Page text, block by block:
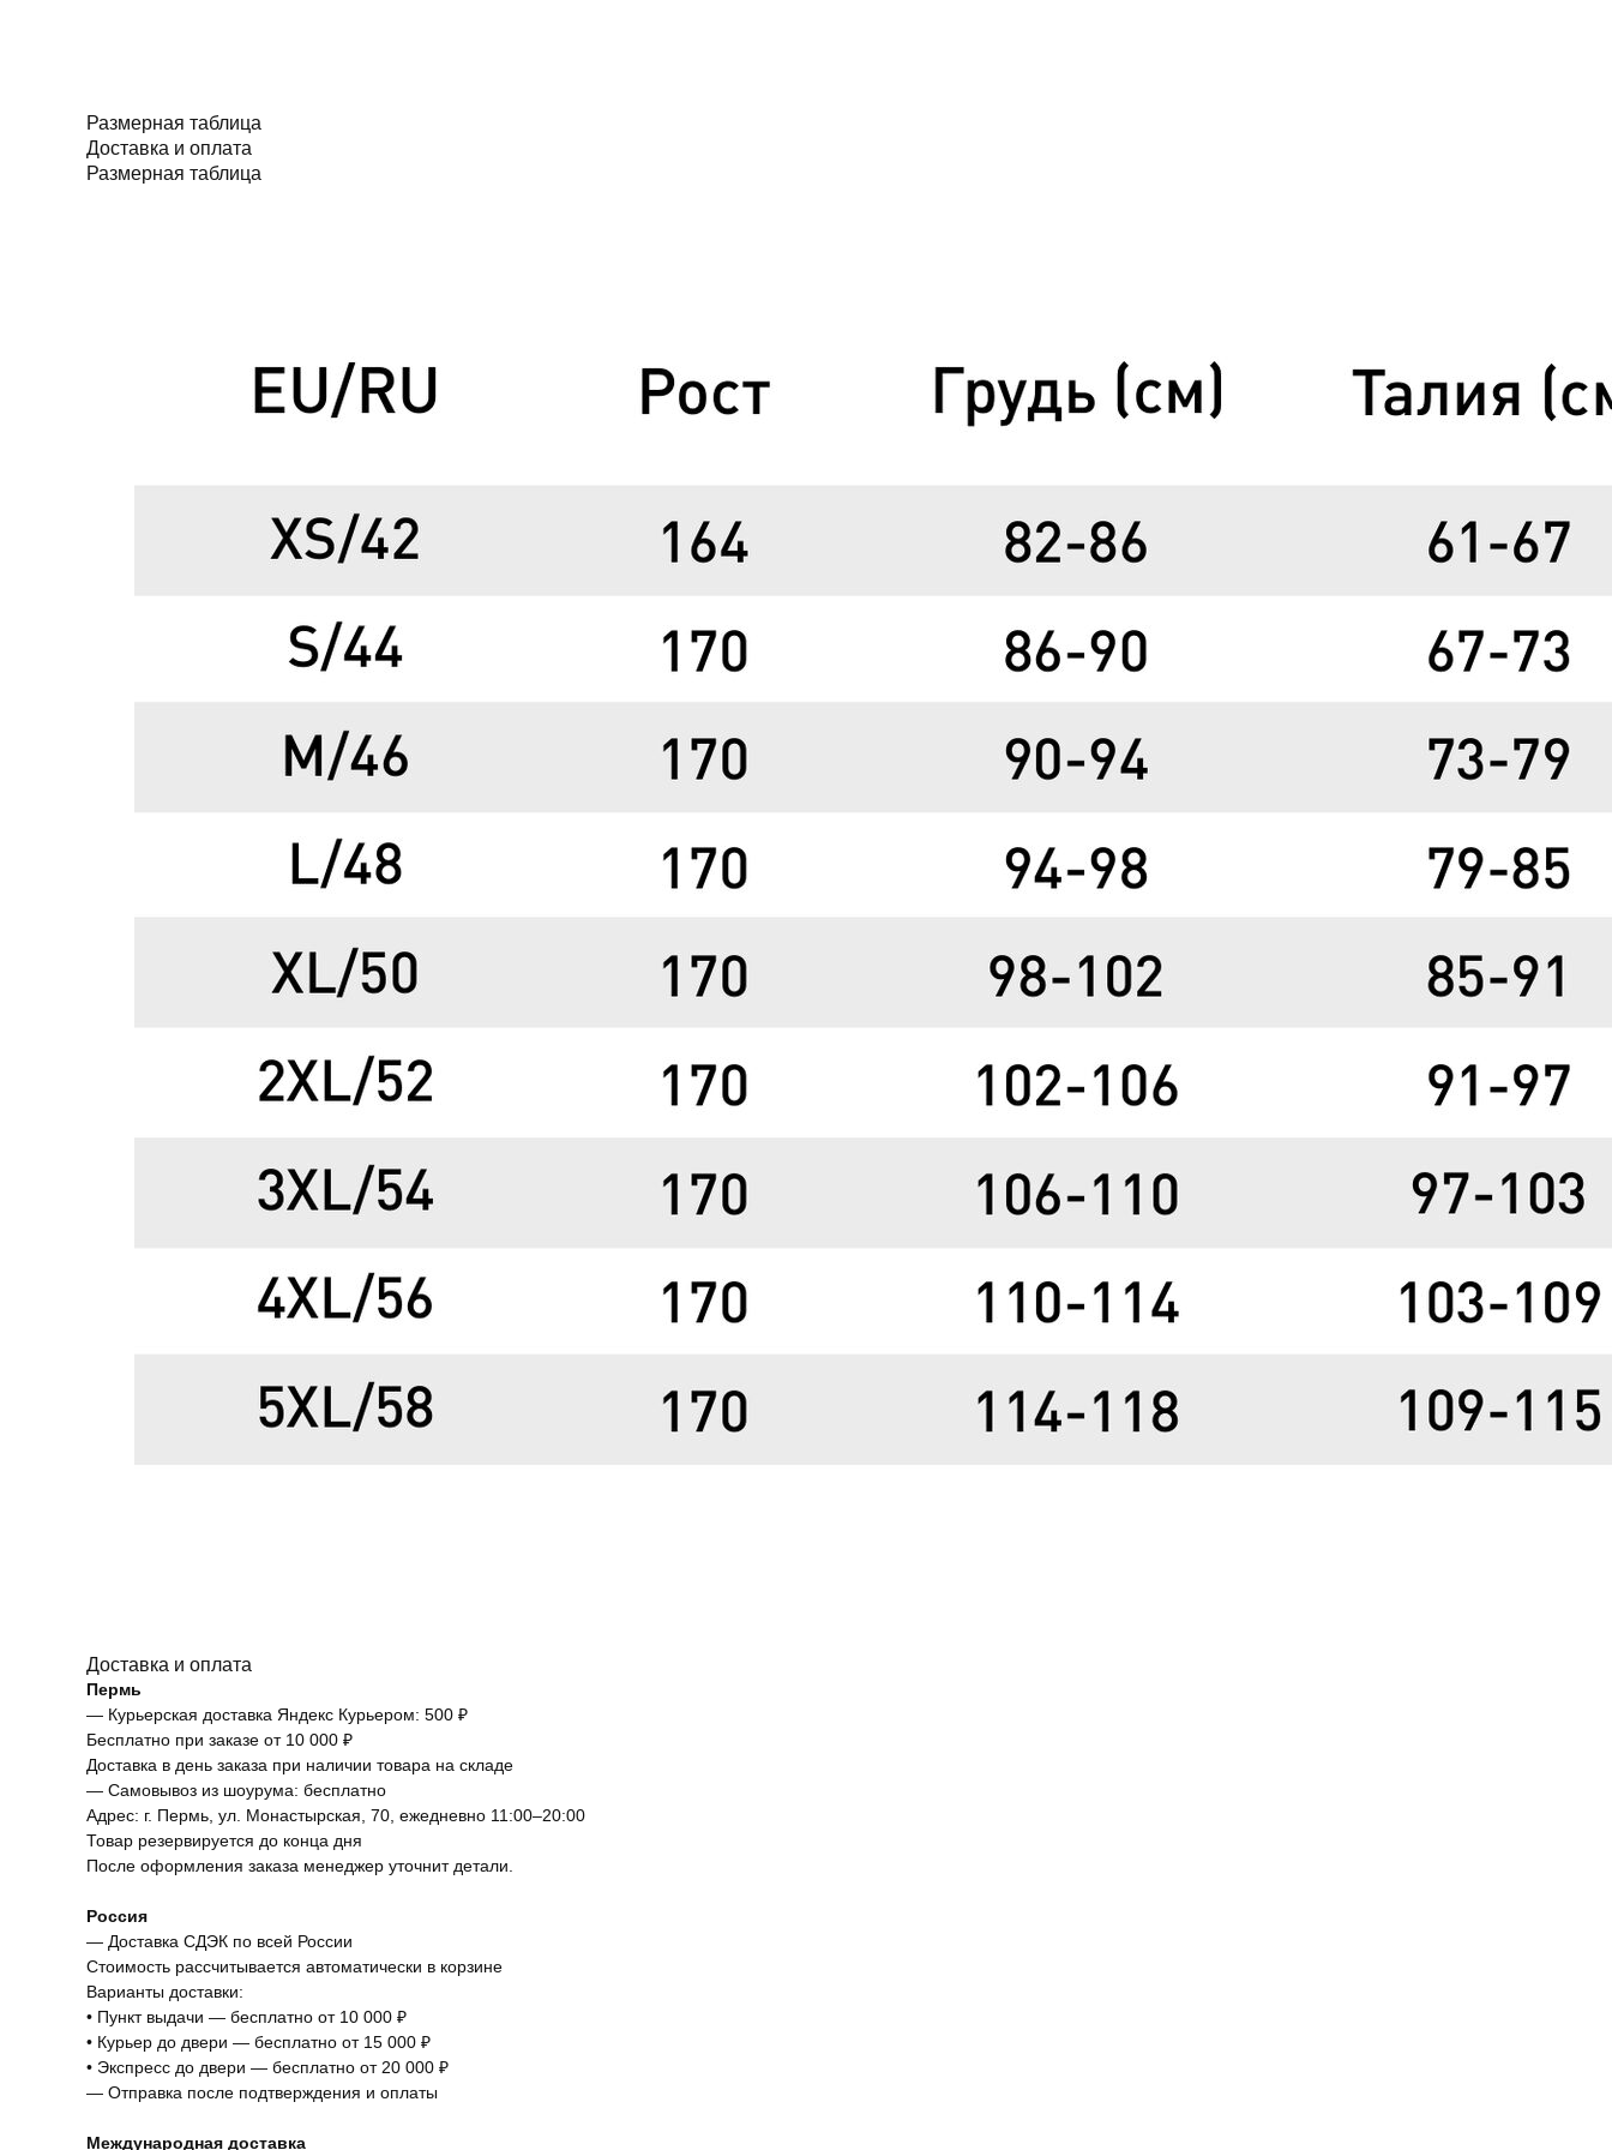
Размерная таблица
Доставка и оплата
Размерная таблица
Доставка и оплата
Пермь
— Курьерская доставка Яндекс Курьером: 500 ₽
Бесплатно при заказе от 10 000 ₽
Доставка в день заказа при наличии товара на складе
— Самовывоз из шоурума: бесплатно
Адрес: г. Пермь, ул. Монастырская, 70, ежедневно 11:00–20:00
Товар резервируется до конца дня
После оформления заказа менеджер уточнит детали.
Россия
— Доставка СДЭК по всей России
Стоимость рассчитывается автоматически в корзине
Варианты доставки:
• Пункт выдачи — бесплатно от 10 000 ₽
• Курьер до двери — бесплатно от 15 000 ₽
• Экспресс до двери — бесплатно от 20 000 ₽
— Отправка после подтверждения и оплаты
Международная доставка